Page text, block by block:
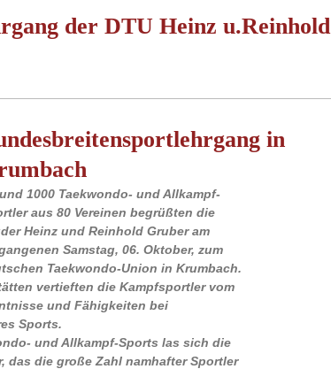
der DTU Heinz u.Reinhold
in
1000 Taekwondo- und Allkampf-
aus 80 Vereinen begrüßten die
Heinz und Reinhold Gruber am
Samstag, 06. Oktober, zum
Taekwondo-Union in Krumbach.
vertieften die Kampfsportler vom
und Fähigkeiten bei
Sports.
und Allkampf-Sports las sich die
das die große Zahl namhafter Sportler